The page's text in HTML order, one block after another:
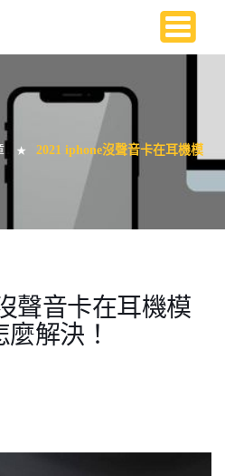
★
2021 iphone沒聲音卡在耳機模
聲音卡在耳機模
解決！